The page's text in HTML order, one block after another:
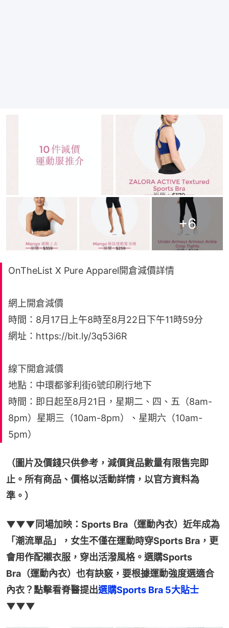
+6
OnTheList X Pure Apparel開倉減價詳情
網上開倉減價
時間：8月17日上午8時至8月22日下午11時59分
網址：https://bit.ly/3q53i6R
線下開倉減價
地點：中環都爹利街6號印刷行地下
時間：即日起至8月21日，星期二、四、五（8am-
8pm）星期三（10am-8pm）、星期六（10am-
5pm）
（圖片及價錢只供參考，減價貨品數量有限售完即
止。所有商品、價格以活動詳情，以官方資料為
準。）
▼▼▼同場加映：Sports Bra（運動內衣）近年成為
「潮流單品」，女生不僅在運動時穿Sports Bra，更
會用作配襯衣服，穿出活潑風格。選購Sports
Bra（運動內衣）也有訣竅，要根據運動強度選適合
內衣？點擊看脊醫提出選購Sports Bra 5大貼士
▼▼▼